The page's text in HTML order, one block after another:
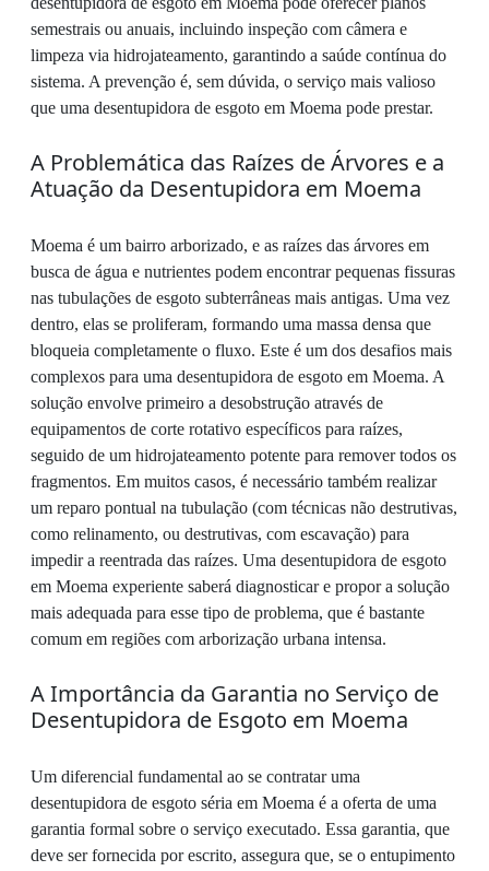
semestrais ou anuais, incluindo inspeção com câmera e
limpeza via hidrojateamento, garantindo a saúde contínua do
sistema. A prevenção é, sem dúvida, o serviço mais valioso
que uma desentupidora de esgoto em Moema pode prestar.
A Problemática das Raízes de Árvores e a
Atuação da Desentupidora em Moema
Moema é um bairro arborizado, e as raízes das árvores em
busca de água e nutrientes podem encontrar pequenas fissuras
nas tubulações de esgoto subterrâneas mais antigas. Uma vez
dentro, elas se proliferam, formando uma massa densa que
bloqueia completamente o fluxo. Este é um dos desafios mais
complexos para uma desentupidora de esgoto em Moema. A
solução envolve primeiro a desobstrução através de
equipamentos de corte rotativo específicos para raízes,
seguido de um hidrojateamento potente para remover todos os
fragmentos. Em muitos casos, é necessário também realizar
um reparo pontual na tubulação (com técnicas não destrutivas,
como relinamento, ou destrutivas, com escavação) para
impedir a reentrada das raízes. Uma desentupidora de esgoto
em Moema experiente saberá diagnosticar e propor a solução
mais adequada para esse tipo de problema, que é bastante
comum em regiões com arborização urbana intensa.
A Importância da Garantia no Serviço de
Desentupidora de Esgoto em Moema
Um diferencial fundamental ao se contratar uma
desentupidora de esgoto séria em Moema é a oferta de uma
garantia formal sobre o serviço executado. Essa garantia, que
deve ser fornecida por escrito, assegura que, se o entupimento